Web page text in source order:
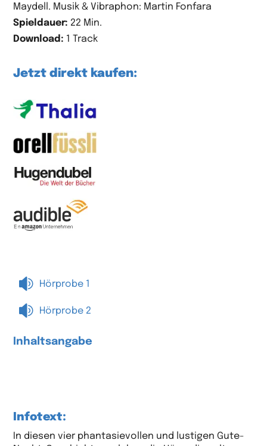
Maydell. Musik & Vibraphon: Martin Fonfara
Spieldauer: 22 Min.
Download: 1 Track
Jetzt direkt kaufen:
 Hörprobe 1
 Hörprobe 2
Inhaltsangabe
Infotext:
In diesen vier phantasievollen und lustigen Gute-